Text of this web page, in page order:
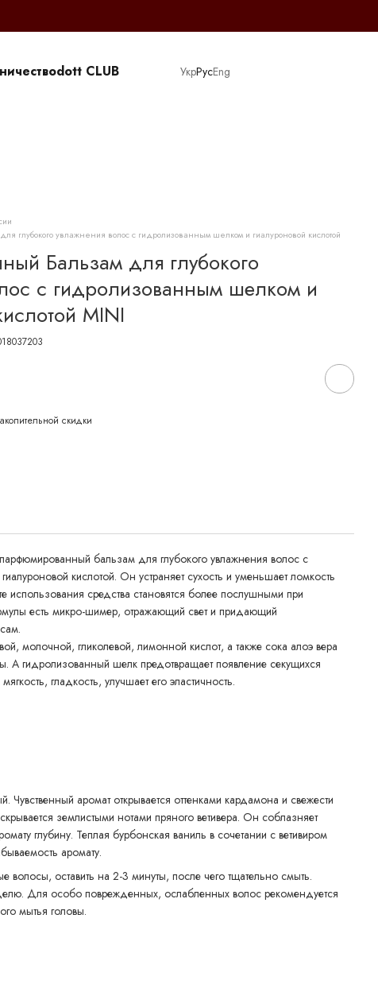
dott CLUB УкрРусEng
глубокого увлажнения волос с гидролизованным шелком и гиалуроновой кислотой
Бальзам для глубокого
с гидролизованным шелком и
MINI
скидки
бальзам для глубокого увлажнения волос с
кислотой. Он устраняет сухость и уменьшает ломкость
использования средства становятся более послушными при
есть микро-шимер, отражающий свет и придающий
молочной, гликолевой, лимонной кислот, а также сока алоэ вера
А гидролизованный шелк предотвращает появление секущихся
гладкость, улучшает его эластичность.
Чувственный аромат открывается оттенками кардамона и свежести
землистыми нотами пряного ветивера. Он соблазняет
глубину. Теплая бурбонская ваниль в сочетании с ветивиром
аромату.
волосы, оставить на 2-3 минуты, после чего тщательно смыть.
Для особо поврежденных, ослабленных волос рекомендуется
мытья головы.